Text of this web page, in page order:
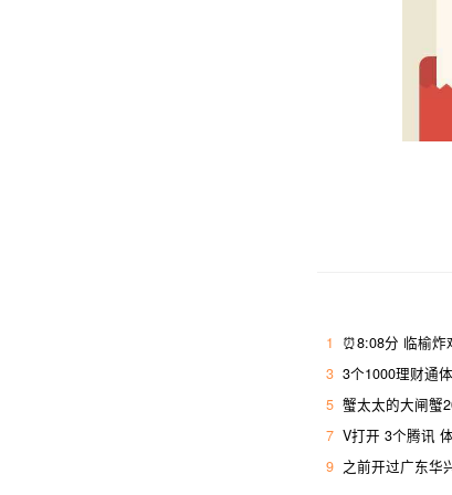
1 ⏰8:08分 临榆
3 3个1000理财通
5 蟹太太的大闸蟹
7 V打开 3个腾讯
9 之前开过广东华